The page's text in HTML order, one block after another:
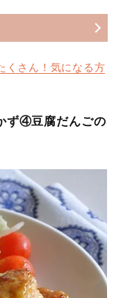
くさん！気になる方
ず④豆腐だんごの